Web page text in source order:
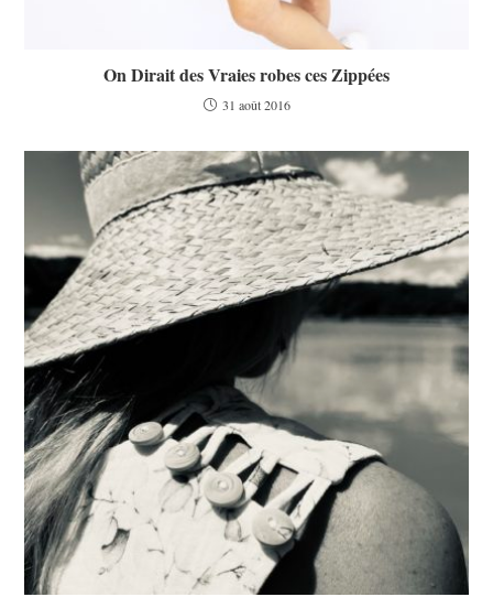
On Dirait des Vraies robes ces Zippées
31 août 2016